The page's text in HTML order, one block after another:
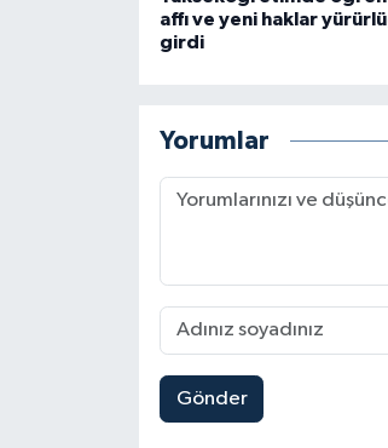
affı ve yeni haklar
girdi
Yorumlar
Gönder